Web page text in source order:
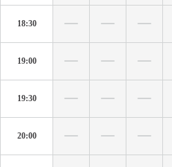
18:30
19:00
19:30
20:00